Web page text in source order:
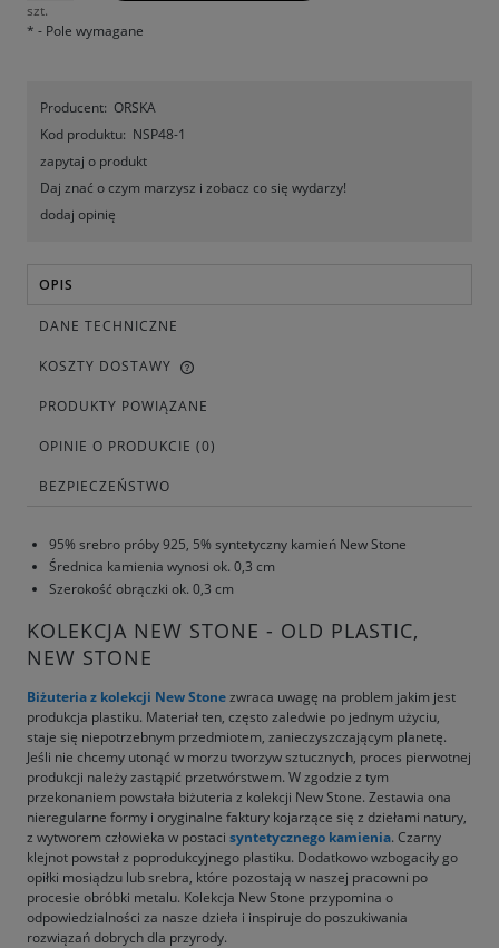
szt.
* - Pole wymagane
Producent: ORSKA
Kod produktu: NSP48-1
zapytaj o produkt
Daj znać o czym marzysz i zobacz co się wydarzy!
dodaj opinię
OPIS
DANE TECHNICZNE
KOSZTY DOSTAWY
PRODUKTY POWIĄZANE
OPINIE O PRODUKCIE (0)
BEZPIECZEŃSTWO
95% srebro próby 925, 5% syntetyczny kamień New Stone
Średnica kamienia wynosi ok. 0,3 cm
Szerokość obrączki ok. 0,3 cm
KOLEKCJA NEW STONE - OLD PLASTIC,
NEW STONE
Biżuteria z kolekcji New Stonezwraca uwagę na problem jakim jest
produkcja plastiku. Materiał ten, często zaledwie po jednym użyciu,
staje się niepotrzebnym przedmiotem, zanieczyszczającym planetę.
Jeśli nie chcemy utonąć w morzu tworzyw sztucznych, proces pierwotnej
produkcji należy zastąpić przetwórstwem. W zgodzie z tym
przekonaniem powstała biżuteria z kolekcji New Stone. Zestawia ona
nieregularne formy i oryginalne faktury kojarzące się z dziełami natury,
z wytworem człowieka w postaci syntetycznego kamienia. Czarny
klejnot powstał z poprodukcyjnego plastiku. Dodatkowo wzbogaciły go
opiłki mosiądzu lub srebra, które pozostają w naszej pracowni po
procesie obróbki metalu. Kolekcja New Stone przypomina o
odpowiedzialności za nasze dzieła i inspiruje do poszukiwania
rozwiązań dobrych dla przyrody.